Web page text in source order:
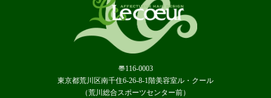
〠116-0003
東京都荒川区南千住6-26-8-1階美容室ル・クール
（荒川総合スポーツセンター前）